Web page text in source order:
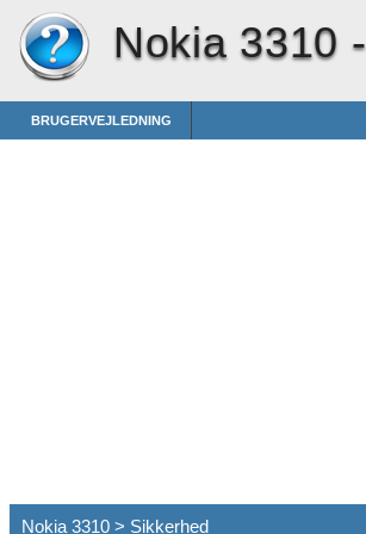
Nokia 3310 -
BRUGERVEJLEDNING
Nokia 3310 > Sikkerhed